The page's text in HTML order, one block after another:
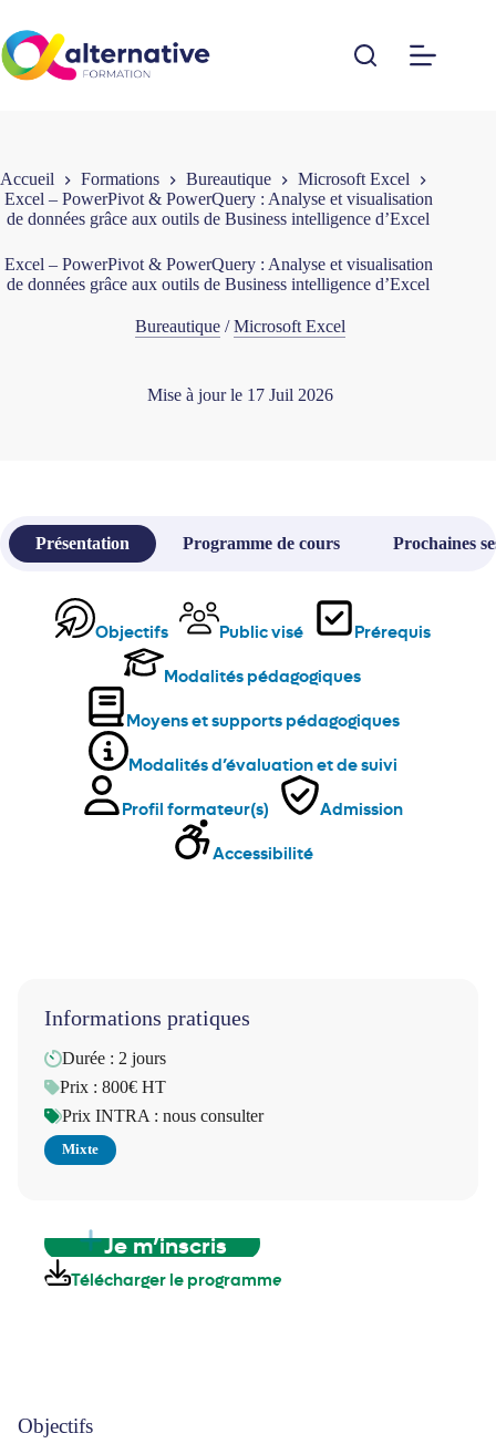
contenu
Accueil Formations Bureautique
Microsoft Excel
Excel – PowerPivot & PowerQuery : Analyse et visualisation
de données grâce aux outils de Business intelligence d’Excel
Excel – PowerPivot & PowerQuery : Analyse et visualisation
de données grâce aux outils de Business intelligence d’Excel
Bureautique /Microsoft Excel
Mise à jour le 17 Juil 2026
Présentation Programme de cours Prochaines
Objectifs Public visé Prérequis
Modalités pédagogiques
Moyens et supports pédagogiques
Modalités d’évaluation et de suivi
Profil formateur(s) Admission
Accessibilité
Informations pratiques
Durée : 2 jours
Prix : 800€ HT
Prix INTRA : nous consulter
Mixte
Je m’inscris
Télécharger le programme
Objectifs